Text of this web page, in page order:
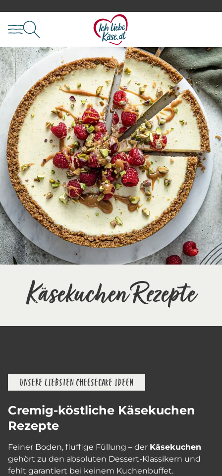
Käsekuchen Rezepte
UNSERE LIEBSTEN CHEESECAKE IDEEN
Cremig-köstliche Käsekuchen
Rezepte
Feiner Boden, fluffige Füllung – der Käsekuchen
gehört zu den absoluten Dessert-Klassikern und
fehlt garantiert bei keinem Kuchenbuffet.